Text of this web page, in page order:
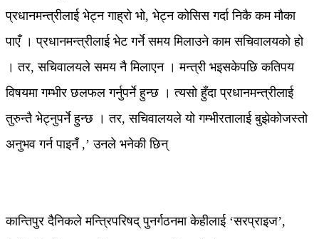
प्रधानमन्त्रीलाई भेट्न गाह्रो भो, भेट्न कोसिस गर्दा निकै कम मौका
पाएँ । प्रधानमन्त्रीलाई भेट गर्ने समय मिलाउने काम सचिवालयको हो
। तर, सचिवालयले समय नै मिलाएन । मन्त्री भइसकेपछि कतिपय
विषयमा गम्भीर छलफल गर्नुपर्ने हुन्छ । त्यसो हुँदा प्रधानमन्त्रीलाई
तुरुन्तै भेट्नुपर्ने हुन्छ । तर, सचिवालयले यो गम्भीरतालाई बुझेकोजस्तो
अनुभव गर्न पाइनँ ,’ उनले भनेकी छिन्
कान्तिपुर दैनिकले मन्त्रिपरिषद् पुनर्गठनमा केहीलाई ‘सरप्राइज’,